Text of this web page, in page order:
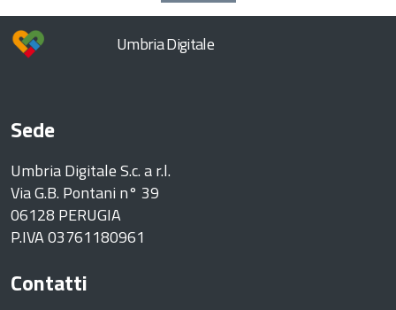
Umbria Digitale
Sede
Umbria Digitale S.c. a r.l.
Via G.B. Pontani n° 39
06128 PERUGIA
P.IVA 03761180961
Contatti